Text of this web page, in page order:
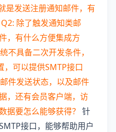
是发送注册通知邮件，有
Q2: 除了触发通知类邮
，有什么方便集成方
不具备二次开发条件，
，可以提供SMTP接口
件发送状态，以及邮件
，还有会员客户端，访
据要怎么能够获得？ 针
接口，能够帮助用户